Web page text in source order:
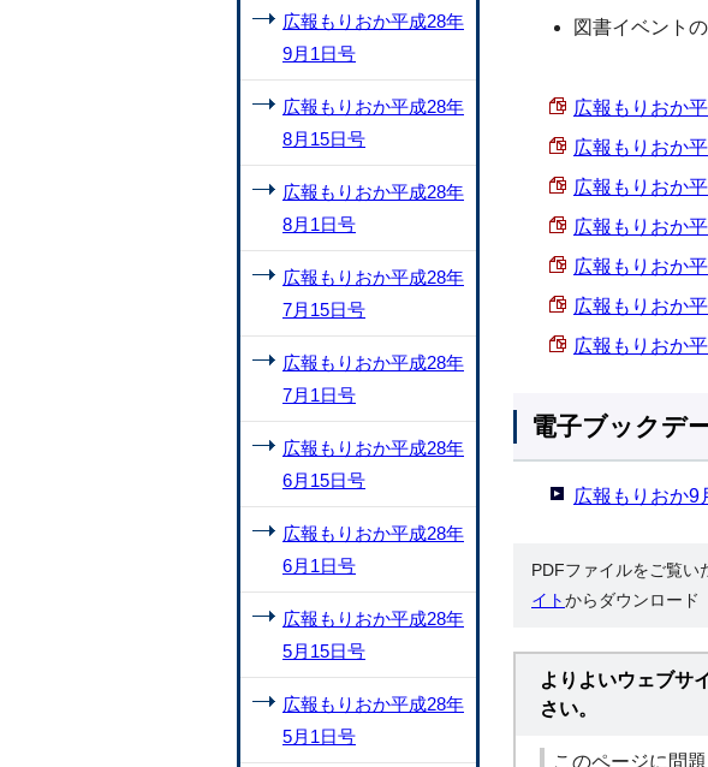
図書イベント
広報もりおか
広報もりおか
広報もりおか
広報もりおか
広報もりおか
広報もりおか
広報もりおか
電子ブックデ
広報もりおか9
PDFファイルをご覧い
イトからダウンロード
よりよいウェブサ
さい。
このページに問
広報もりおか平成28年
9月1日号
広報もりおか平成28年
8月15日号
広報もりおか平成28年
8月1日号
広報もりおか平成28年
7月15日号
広報もりおか平成28年
7月1日号
広報もりおか平成28年
6月15日号
広報もりおか平成28年
6月1日号
広報もりおか平成28年
5月15日号
広報もりおか平成28年
5月1日号